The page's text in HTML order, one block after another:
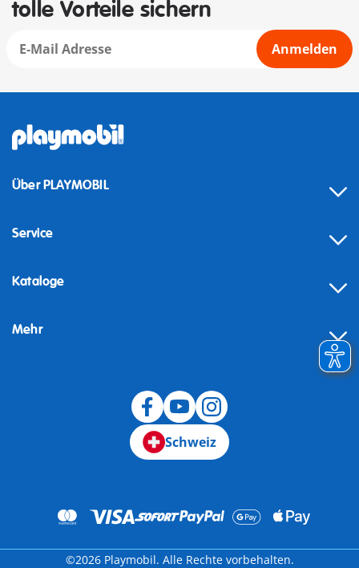
tolle Vorteile sichern
Anmelden
Über PLAYMOBIL
Service
Kataloge
Mehr
Schweiz
©2026 Playmobil. Alle Rechte vorbehalten.